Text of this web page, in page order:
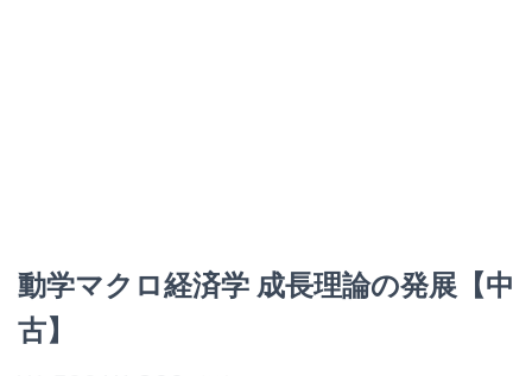
動学マクロ経済学 成長理論の発展【中
古】